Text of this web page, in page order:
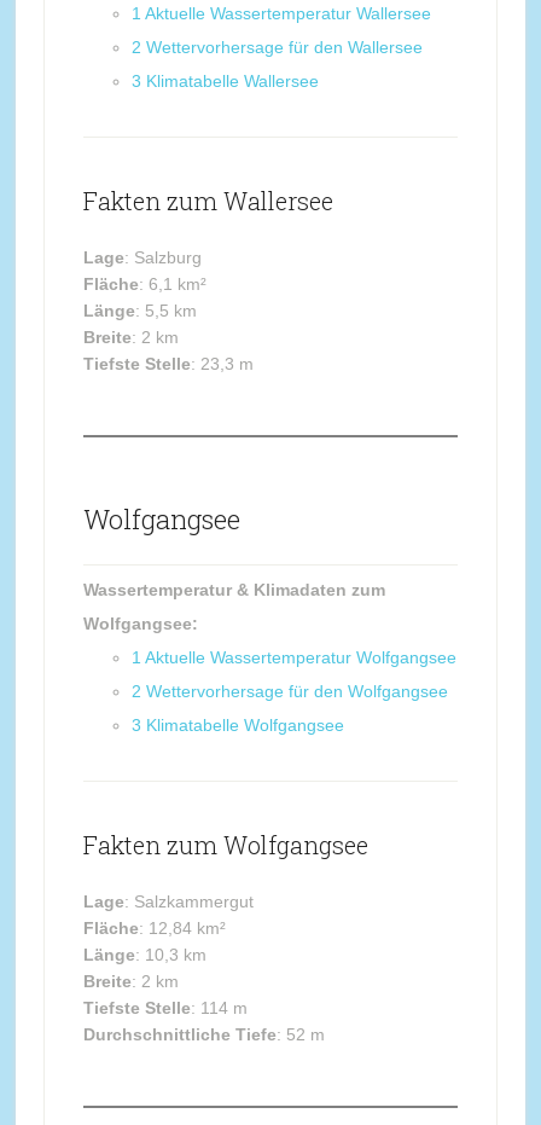
1 Aktuelle Wassertemperatur Wallersee
2 Wettervorhersage für den Wallersee
3 Klimatabelle Wallersee
Fakten zum Wallersee
Lage: Salzburg
Fläche: 6,1 km²
Länge: 5,5 km
Breite: 2 km
Tiefste Stelle: 23,3 m
Wolfgangsee
Wassertemperatur & Klimadaten zum
Wolfgangsee:
1 Aktuelle Wassertemperatur Wolfgangsee
2 Wettervorhersage für den Wolfgangsee
3 Klimatabelle Wolfgangsee
Fakten zum Wolfgangsee
Lage: Salzkammergut
Fläche: 12,84 km²
Länge: 10,3 km
Breite: 2 km
Tiefste Stelle: 114 m
Durchschnittliche Tiefe: 52 m